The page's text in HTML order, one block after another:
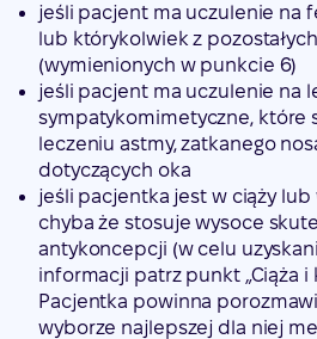
jeśli pacjent ma uczulenie na
lub którykolwiek z
(wymienionych w punkcie 6)
jeśli pacjent ma uczulenie na
sympatykomimetyczne, które
leczeniu astmy, zatkanego
dotyczących oka
jeśli pacjentka jest w ciąży
chyba że stosuje wysoce
antykoncepcji (w celu
informacji patrz punkt „Ciąża i
Pacjentka powinna
wyborze najlepszej dla niej